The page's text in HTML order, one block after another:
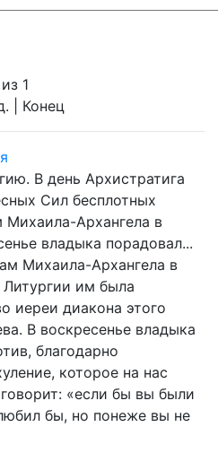
1
| Конец
В день Архистратига
Сил бесплотных
Михаила-Архангела в
владыка порадовал...
Михаила-Архангела в
им была
иереи диакона этого
В воскресенье владыка
благодарно
которое на нас
говорит: «если бы вы были
бы, но понеже вы не